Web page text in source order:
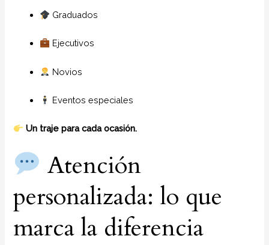
Graduados
Ejecutivos
Novios
Eventos especiales
Un traje para cada ocasión.
Atención
personalizada: lo que
marca la diferencia